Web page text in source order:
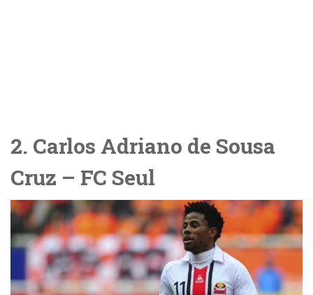
2. Carlos Adriano de Sousa
Cruz – FC Seul